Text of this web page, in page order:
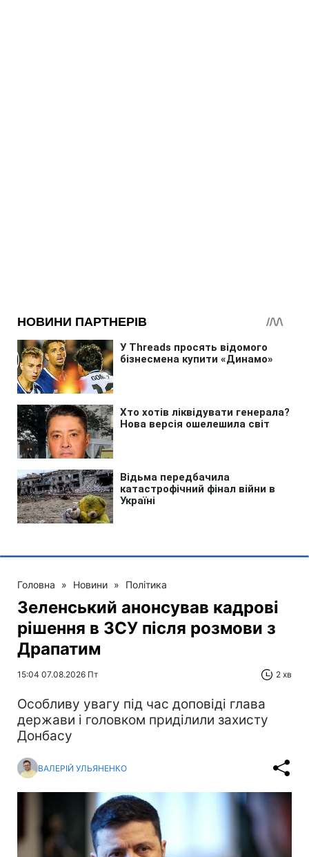
Головна » Новини » Політика
Зеленський анонсував кадрові
рішення в ЗСУ після розмови з
Драпатим
15:04 07.08.2026 Пт 2 хв
Особливу увагу під час доповіді глава
держави і головком приділили захисту
Донбасу
ВАЛЕРІЙ УЛЬЯНЕНКО